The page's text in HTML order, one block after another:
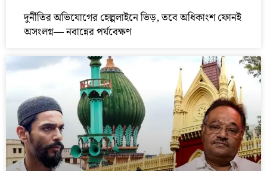
দুর্নীতির অভিযোগের হেল্পলাইনে ভিড়, তবে অধিকাংশ ফোনই
অসংলগ্ন— নবান্নের পর্যবেক্ষণ